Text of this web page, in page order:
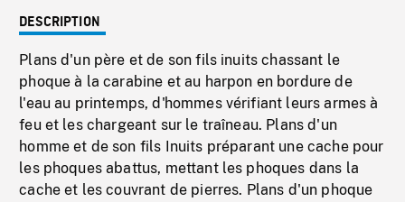
DESCRIPTION
Plans d'un père et de son fils inuits chassant le
phoque à la carabine et au harpon en bordure de
l'eau au printemps, d'hommes vérifiant leurs armes à
feu et les chargeant sur le traîneau. Plans d'un
homme et de son fils Inuits préparant une cache pour
les phoques abattus, mettant les phoques dans la
cache et les couvrant de pierres. Plans d'un phoque